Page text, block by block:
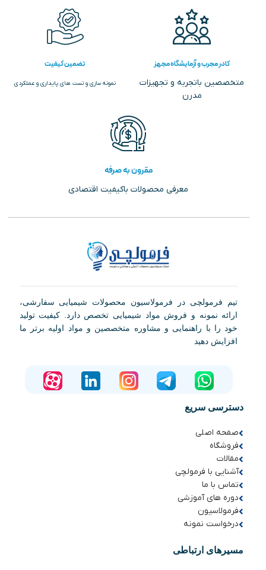
کادر مجرب و آزمایشگاه مجهز
متخصصین باتجربه و تجهیزات
مدرن
تضمین کیفیت
نمونه سازی و تست های پایداری و عملکردی
مقرون به صرفه
معرفی محصولات باکیفیت اقتصادی
تیم فرمولچی در فرمولاسیون محصولات شیمیایی سفارشی،
ارائه نمونه و فروش مواد شیمیایی تخصص دارد. کیفیت تولید
خود را با راهنمایی و مشاوره متخصصین و مواد اولیه برتر ما
افزایش دهید
دسترسی سریع
صفحه اصلی
فروشگاه
مقالات
آشنایی با فرمولچی
تماس با ما
دوره های آموزشی
فرمولاسیون
درخواست نمونه
مسیرهای ارتباطی